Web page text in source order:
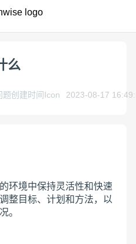
么
2023-08-17
环境中保持灵活性和快速
整目标、计划和方法，以
。